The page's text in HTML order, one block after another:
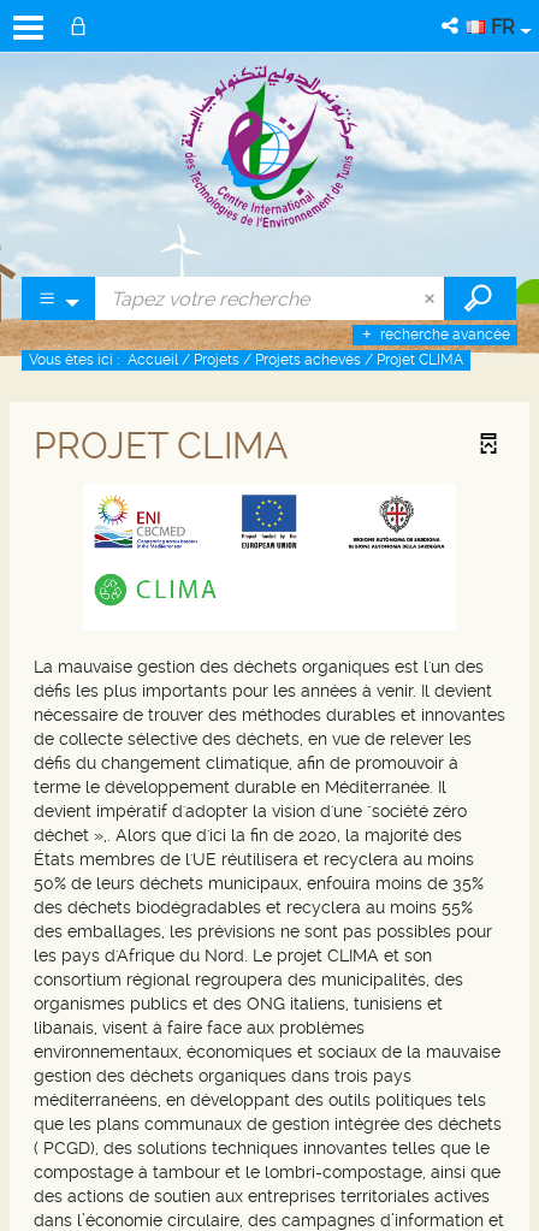
FR
recherche avancée
Vous êtes ici : Accueil / Projets / Projets achevés / Projet CLIMA
PROJET CLIMA
La mauvaise gestion des déchets organiques est l'un des
défis les plus importants pour les années à venir. Il devient
nécessaire de trouver des méthodes durables et innovantes
de collecte sélective des déchets, en vue de relever les
défis du changement climatique, afin de promouvoir à
terme le développement durable en Méditerranée. Il
devient impératif d'adopter la vision d'une "société zéro
déchet »,. Alors que d'ici la fin de 2020, la majorité des
États membres de l'UE réutilisera et recyclera au moins
50% de leurs déchets municipaux, enfouira moins de 35%
des déchets biodégradables et recyclera au moins 55%
des emballages, les prévisions ne sont pas possibles pour
les pays d'Afrique du Nord. Le projet CLIMA et son
consortium régional regroupera des municipalités, des
organismes publics et des ONG italiens, tunisiens et
libanais, visent à faire face aux problèmes
environnementaux, économiques et sociaux de la mauvaise
gestion des déchets organiques dans trois pays
méditerranéens, en développant des outils politiques tels
que les plans communaux de gestion intégrée des déchets
( PCGD), des solutions techniques innovantes telles que le
compostage à tambour et le lombri-compostage, ainsi que
des actions de soutien aux entreprises territoriales actives
dans l’économie circulaire, des campagnes d’information et